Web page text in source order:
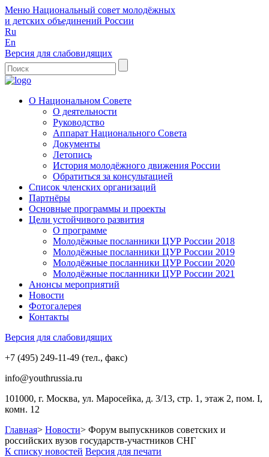
Меню Национальный совет молодёжных
и детских объединений России
Ru
En
Версия для слабовидящих
О Национальном Совете
О деятельности
Руководство
Аппарат Национального Совета
Документы
Летопись
История молодёжного движения России
Обратиться за консультацией
Список членских организаций
Партнёры
Основные программы и проекты
Цели устойчивого развития
О программе
Молодёжные посланники ЦУР России 2018
Молодёжные посланники ЦУР России 2019
Молодёжные посланники ЦУР России 2020
Молодёжные посланники ЦУР России 2021
Анонсы мероприятий
Новости
Фотогалерея
Контакты
Версия для слабовидящих
+7 (495) 249-11-49 (тел., факс)
info@youthrussia.ru
101000, г. Москва, ул. Маросейка, д. 3/13, стр. 1, этаж 2, пом. I,
комн. 12
Главная> Новости> Форум выпускников советских и
российских вузов государств-участников СНГ
К списку новостей Версия для печати